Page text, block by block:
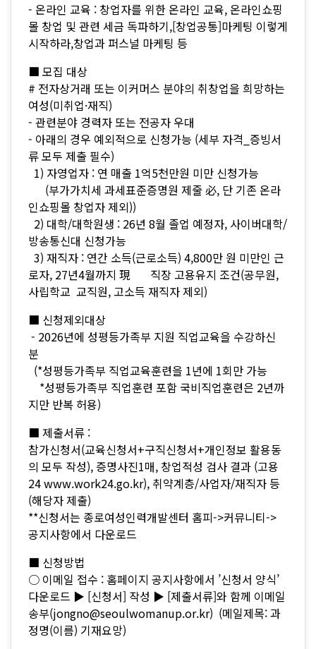
- 온라인 교육 : 창업자를 위한 온라인 교육, 온라인쇼핑
몰 창업 및 관련 세금 독파하기,[창업공통]마케팅 이렇게
시작하라,창업과 퍼스널 마케팅 등
■ 모집 대상
# 전자상거래 또는 이커머스 분야의 취창업을 희망하는
여성(미취업·재직)
- 관련분야 경력자 또는 전공자 우대
- 아래의 경우 예외적으로 신청가능 (세부 자격_증빙서
류 모두 제출 필수)
1) 자영업자 : 연 매출 1억5천만원 미만 신청가능
(부가가치세 과세표준증명원 제줄 必, 단 기존 온라
인쇼핑몰 창업자 제외))
2) 대학/대학원생 : 26년 8월 졸업 예정자, 사이버대학/
방송통신대 신청가능
3) 재직자 : 연간 소득(근로소득) 4,800만 원 미만인 근
로자, 27년4월까지 現 직장 고용유지 조건(공무원,
사립학교 교직원, 고소득 재직자 제외)
■ 신청제외대상
- 2026년에 성평등가족부 지원 직업교육을 수강하신
분
(*성평등가족부 직업교육훈련을 1년에 1회만 가능
*성평등가족부 직업훈련 포함 국비직업훈련은 2년까
지만 반복 허용)
■ 제출서류 :
참가신청서(교육신청서+구직신청서+개인정보 활용동
의 모두 작성), 증명사진1매, 창업적성 검사 결과 (고용
24 www.work24.go.kr), 취약계층/사업자/재직자 등
(해당자 제출)
**신청서는 종로여성인력개발센터 홈피->커뮤니티->
공지사항에서 다운로드
■ 신청방법
○ 이메일 접수 : 홈페이지 공지사항에서 ’신청서 양식’
다운로드 ▶ [신청서] 작성 ▶ [제출서류]와 함께 이메일
송부(jongno@seoulwomanup.or.kr) (메일제목: 과
정명(이름) 기재요망)